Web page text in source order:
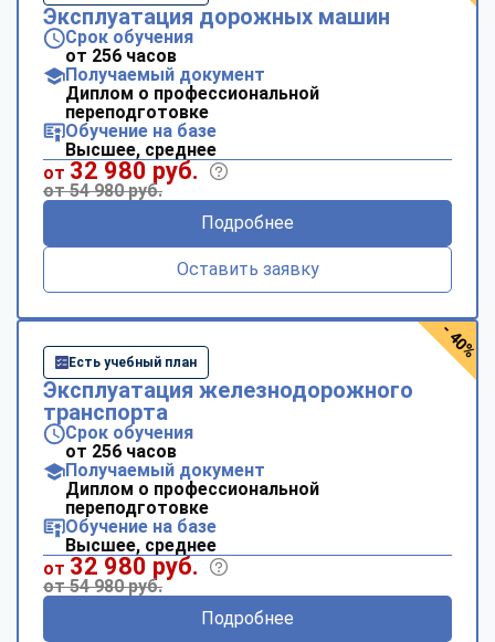
Эксплуатация дорожных машин
Срок обучения
от 256 часов
Получаемый документ
Диплом о профессиональной
переподготовке
Обучение на базе
Высшее, среднее
от 32 980 руб.
от 54 980 руб.
Подробнее
Оставить заявку
Есть учебный план
Эксплуатация железнодорожного
транспорта
Срок обучения
от 256 часов
Получаемый документ
Диплом о профессиональной
переподготовке
Обучение на базе
Высшее, среднее
от 32 980 руб.
от 54 980 руб.
Подробнее
- 40%